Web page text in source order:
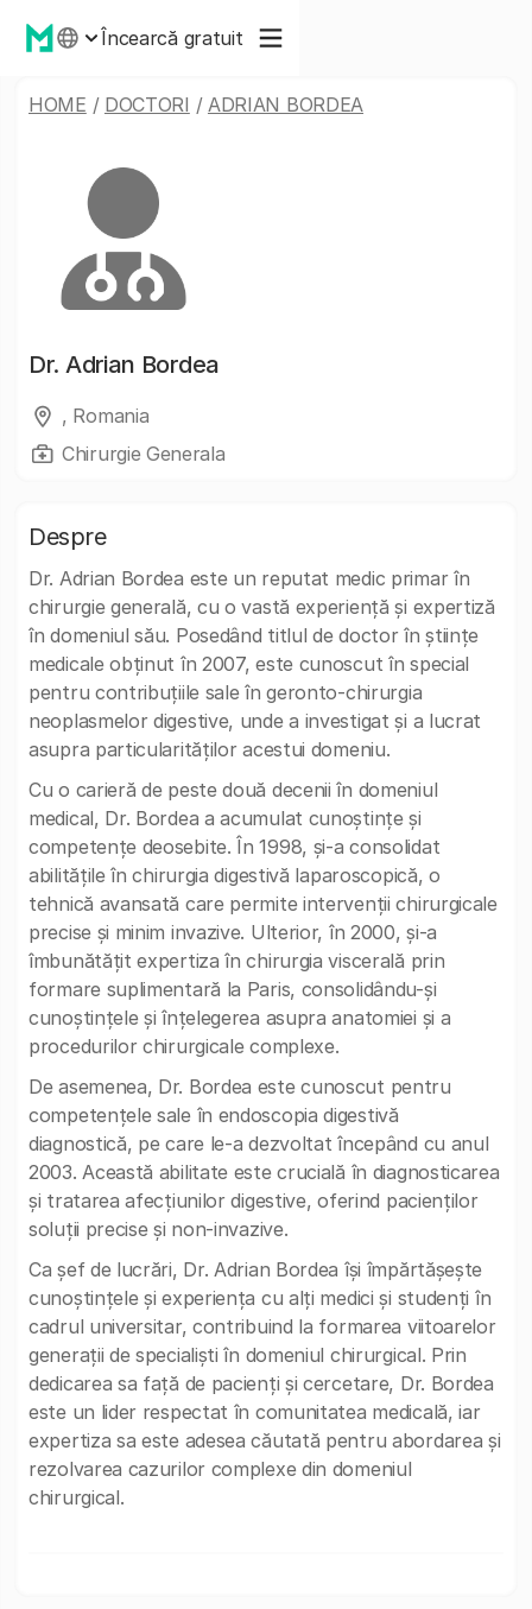
Încearcă gratuit
HOME / DOCTORI / ADRIAN BORDEA
Dr. Adrian Bordea
, Romania
Chirurgie Generala
Despre
Dr. Adrian Bordea este un reputat medic primar în
chirurgie generală, cu o vastă experiență și expertiză
în domeniul său. Posedând titlul de doctor în științe
medicale obținut în 2007, este cunoscut în special
pentru contribuțiile sale în geronto-chirurgia
neoplasmelor digestive, unde a investigat și a lucrat
asupra particularităților acestui domeniu.
Cu o carieră de peste două decenii în domeniul
medical, Dr. Bordea a acumulat cunoștințe și
competențe deosebite. În 1998, și-a consolidat
abilitățile în chirurgia digestivă laparoscopică, o
tehnică avansată care permite intervenții chirurgicale
precise și minim invazive. Ulterior, în 2000, și-a
îmbunătățit expertiza în chirurgia viscerală prin
formare suplimentară la Paris, consolidându-și
cunoștințele și înțelegerea asupra anatomiei și a
procedurilor chirurgicale complexe.
De asemenea, Dr. Bordea este cunoscut pentru
competențele sale în endoscopia digestivă
diagnostică, pe care le-a dezvoltat începând cu anul
2003. Această abilitate este crucială în diagnosticarea
și tratarea afecțiunilor digestive, oferind pacienților
soluții precise și non-invazive.
Ca șef de lucrări, Dr. Adrian Bordea își împărtășește
cunoștințele și experiența cu alți medici și studenți în
cadrul universitar, contribuind la formarea viitoarelor
generații de specialiști în domeniul chirurgical. Prin
dedicarea sa față de pacienți și cercetare, Dr. Bordea
este un lider respectat în comunitatea medicală, iar
expertiza sa este adesea căutată pentru abordarea și
rezolvarea cazurilor complexe din domeniul
chirurgical.